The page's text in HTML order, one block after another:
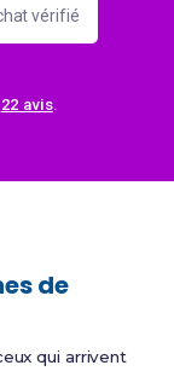
22 avis.
de
qui arrivent